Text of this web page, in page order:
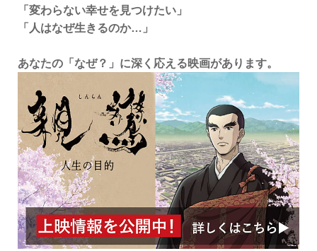
「変わらない幸せを見つけたい」
「人はなぜ生きるのか…」
あなたの「なぜ？」に深く応える映画があります。